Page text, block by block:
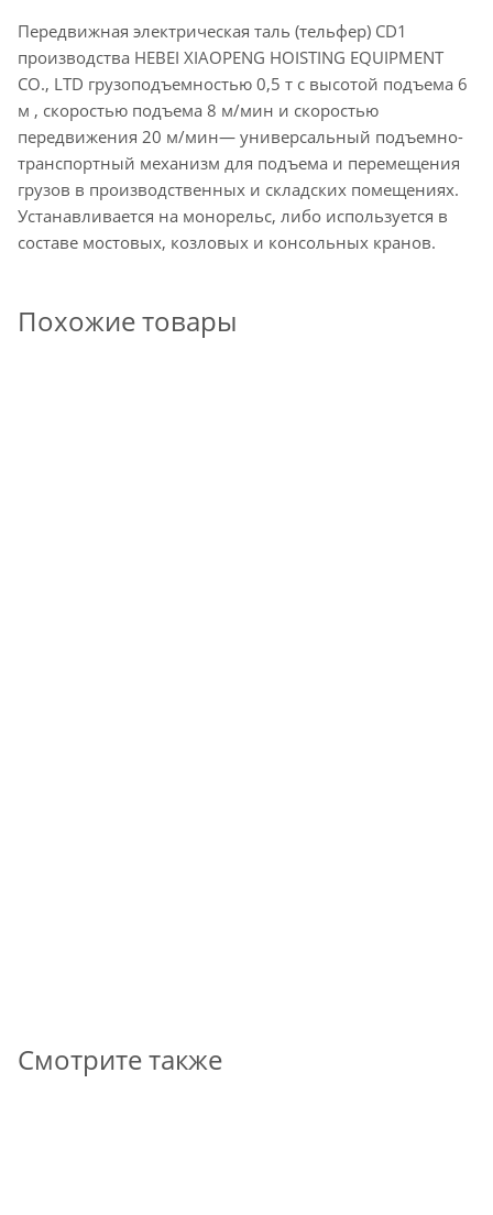
Передвижная электрическая таль (тельфер) CD1
производства HEBEI XIAOPENG HOISTING EQUIPMENT
CO., LTD грузоподъемностью 0,5 т с высотой подъема 6
м , скоростью подъема 8 м/мин и скоростью
передвижения 20 м/мин— универсальный подъемно-
транспортный механизм для подъема и перемещения
грузов в производственных и складских помещениях.
Устанавливается на монорельс, либо используется в
составе мостовых, козловых и консольных кранов.
Похожие товары
Смотрите также